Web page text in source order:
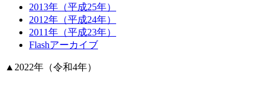
2013年（平成25年）
2012年（平成24年）
2011年（平成23年）
Flashアーカイブ
▲ 2022年（令和4年）